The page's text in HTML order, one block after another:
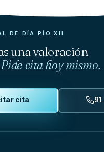
DE DÍA PÍO XII
una valoración
Pide cita hoy mismo.
cita 91